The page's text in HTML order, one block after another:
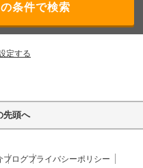
定する
先頭へ
ブログプライバシーポリシー